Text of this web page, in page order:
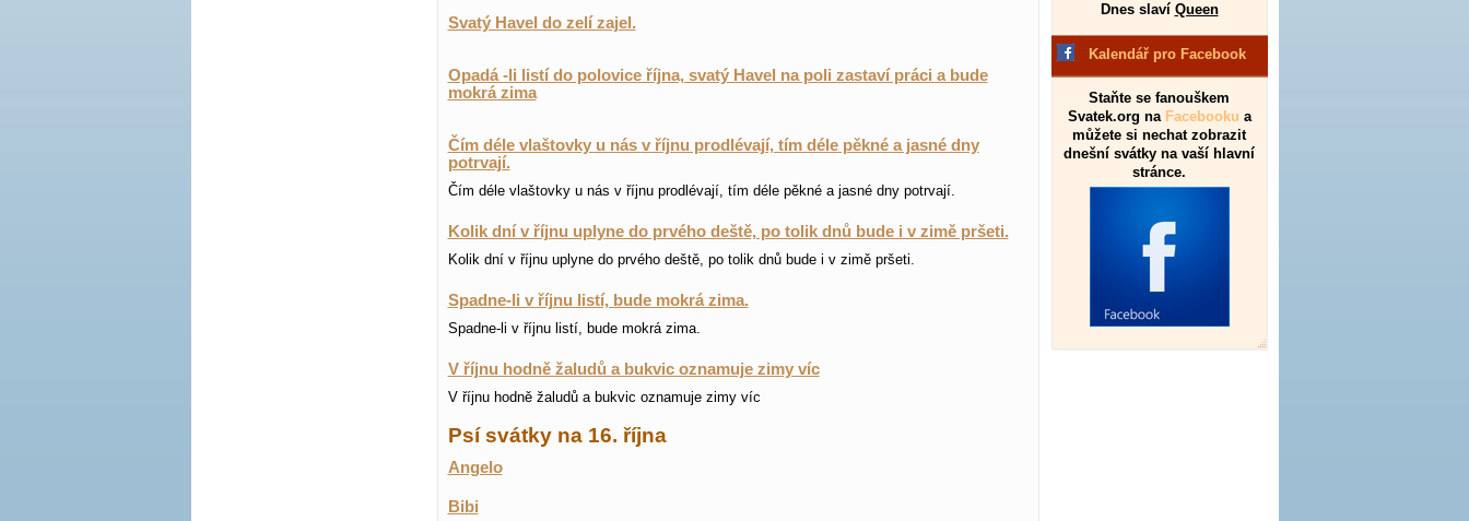
Svatý Havel do zelí zajel.
Opadá -li listí do polovice října, svatý Havel na poli zastaví práci a bude
mokrá zima
Čím déle vlaštovky u nás v říjnu prodlévají, tím déle pěkné a jasné dny
potrvají.
Čím déle vlaštovky u nás v říjnu prodlévají, tím déle pěkné a jasné dny potrvají.
Kolik dní v říjnu uplyne do prvého deště, po tolik dnů bude i v zimě pršeti.
Kolik dní v říjnu uplyne do prvého deště, po tolik dnů bude i v zimě pršeti.
Spadne-li v říjnu listí, bude mokrá zima.
Spadne-li v říjnu listí, bude mokrá zima.
V říjnu hodně žaludů a bukvic oznamuje zimy víc
V říjnu hodně žaludů a bukvic oznamuje zimy víc
Psí svátky na 16. října
Angelo
Bibi
Dnes slaví Queen
Kalendář pro Facebook
Staňte se fanouškem
Svatek.org na Facebooku a
můžete si nechat zobrazit
dnešní svátky na vaší hlavní
stránce.